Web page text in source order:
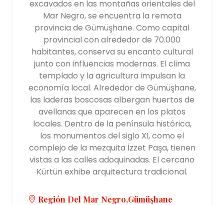
excavados en las montañas orientales del
Mar Negro, se encuentra la remota
provincia de Gümüşhane. Como capital
provincial con alrededor de 70.000
habitantes, conserva su encanto cultural
junto con influencias modernas. El clima
templado y la agricultura impulsan la
economía local. Alrededor de Gümüşhane,
las laderas boscosas albergan huertos de
avellanas que aparecen en los platos
locales. Dentro de la península histórica,
los monumentos del siglo XI, como el
complejo de la mezquita İzzet Paşa, tienen
vistas a las calles adoquinadas. El cercano
Kürtün exhibe arquitectura tradicional.
Región Del Mar Negro,Gümüşhane